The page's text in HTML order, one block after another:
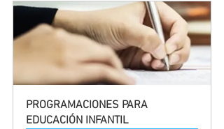
PROGRAMACIONES PARA
EDUCACIÓN INFANTIL